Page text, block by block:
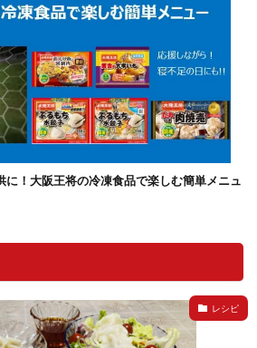
に！大阪王将の冷凍食品で楽しむ簡単メニュ
レシピ